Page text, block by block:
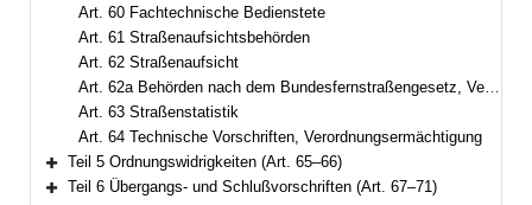
Art. 60 Fachtechnische Bedienstete
Art. 61 Straßenaufsichtsbehörden
Art. 62 Straßenaufsicht
Art. 62a Behörden nach dem Bundesfernstraßengesetz, Verordnungsermächtigung
Art. 63 Straßenstatistik
Art. 64 Technische Vorschriften, Verordnungsermächtigung
Bereich erweitern
Teil 5 Ordnungswidrigkeiten (Art. 65–66)
Teil 6 Übergangs- und Schlußvorschriften (Art. 67–71)